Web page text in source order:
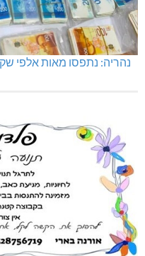
נהריה: נתפסו מאות אלפי